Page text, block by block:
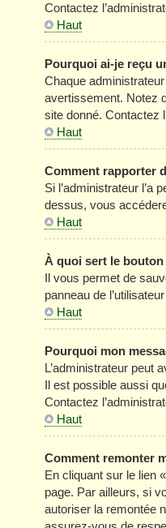
Contactez
Haut
Pourquoi ai-je reçu
Chaque
avertissement. Notez
site donné. Contactez
Haut
Comment rapporter
Si l’administrateur
dessus, vous
Haut
À quoi sert le bouton
Il vous permet de
panneau de
Haut
Pourquoi mon
L’administrateur peut
Il est possible aussi
Contactez
Haut
Comment remonter
En cliquant sur le lien
page. Par ailleurs, si
autoriser la remontée